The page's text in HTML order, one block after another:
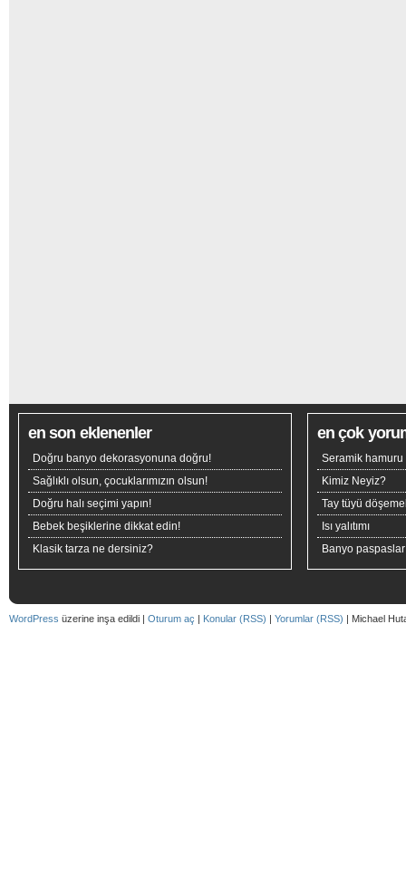
en son eklenenler
Doğru banyo dekorasyonuna doğru!
Sağlıklı olsun, çocuklarımızın olsun!
Doğru halı seçimi yapın!
Bebek beşiklerine dikkat edin!
Klasik tarza ne dersiniz?
en çok
Seramik hamuru
Kimiz Neyiz?
Tay tüyü
Isı yalıtımı
Banyo
WordPress üzerine inşa edildi | Oturum aç | Konular (RSS) | Yorumlar (RSS) | Michael